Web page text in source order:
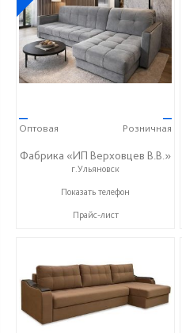
—
Оптовая
—
Розничная
Фабрика «ИП Верховцев В.В.»
г.Ульяновск
8-987-637-27-82
Показать телефон
Прайс-лист